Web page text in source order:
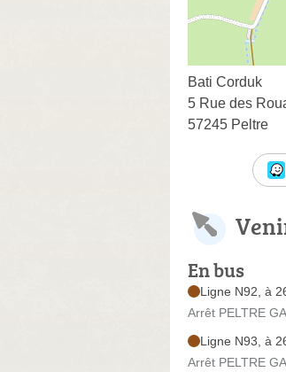
Bati Corduk
5 Rue des
57245 Peltre
En bus
Ligne N92, à
Arrêt PELTRE
Ligne N93, à
Arrêt PELTRE